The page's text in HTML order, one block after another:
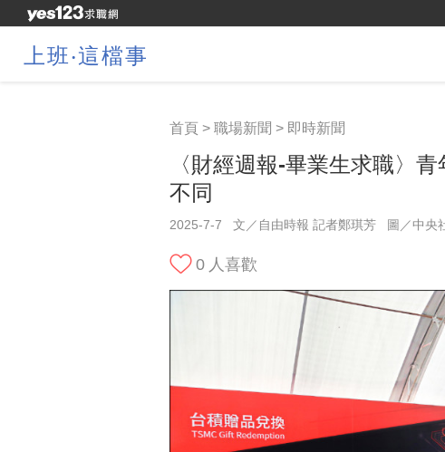
上班‧這檔事
首頁 > 職場新聞 > 即時新聞
〈財經週報-畢業生求職〉
不同
2025-7-7 文／自由時報 記者鄭琪芳 圖／中央
0 人喜歡